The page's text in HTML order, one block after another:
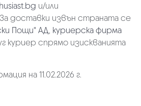
и/или
доставки извън страната се
Пощи" АД, куриерска фирма
куриер спрямо изискванията
на 11.02.2026 г.